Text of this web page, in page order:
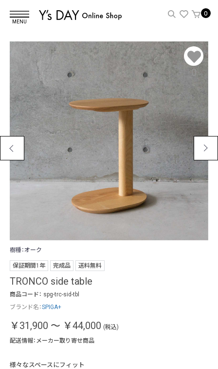
MENU
0
0
樹種：オーク
保証期間1年 完成品 送料無料
TRONCO side table
商品コード： spg-trc-sid-tbl
ブランド名：SPIGA+
￥31,900 ～ ￥44,000 (税込)
配送情報：メーカー取り寄せ商品
様々なスペースにフィット